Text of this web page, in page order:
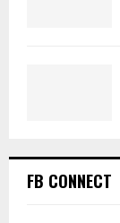
FB CONNECT